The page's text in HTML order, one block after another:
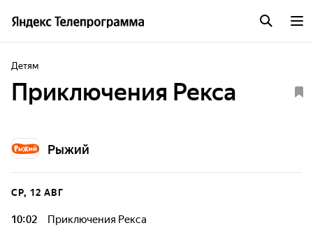
Детям
Приключения Рекса
Рыжий
СР, 12 АВГ
10:02 Приключения Рекса